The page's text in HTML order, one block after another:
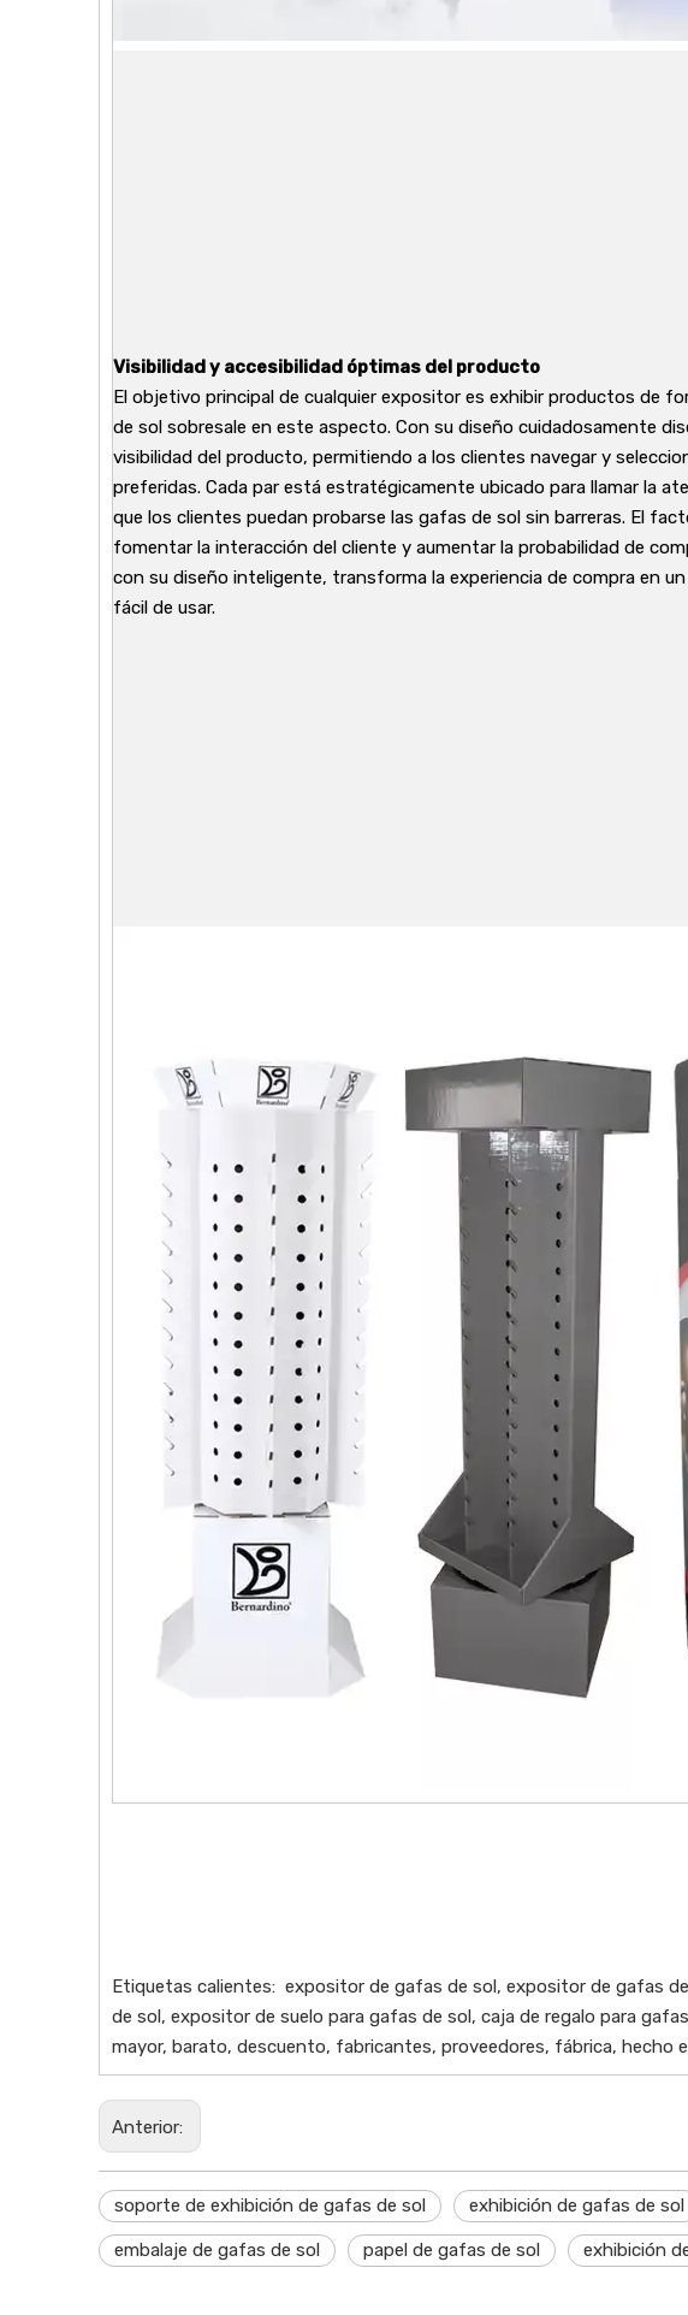
Visibilidad y accesibilidad óptimas del producto
El objetivo principal de cualquier expositor es exhibir productos de
de sol sobresale en este aspecto. Con su diseño cuidadosamente
visibilidad del producto, permitiendo a los clientes navegar y
preferidas. Cada par está estratégicamente ubicado para llamar la
que los clientes puedan probarse las gafas de sol sin barreras. El
fomentar la interacción del cliente y aumentar la probabilidad de
con su diseño inteligente, transforma la experiencia de compra en
fácil de usar.
Etiquetas calientes: expositor de gafas de sol, expositor de gafas
de sol, expositor de suelo para gafas de sol, caja de regalo para
mayor, barato, descuento, fabricantes, proveedores, fábrica, hecho
Anterior:
soporte de exhibición de gafas de sol exhibición de gafas de sol
embalaje de gafas de sol papel de gafas de sol exhibición